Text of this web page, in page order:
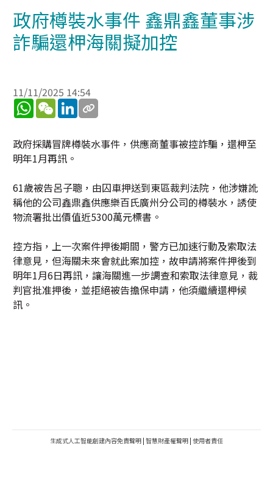
政府樽裝水事件 鑫鼎鑫董事涉
詐騙還柙海關擬加控
11/11/2025 14:54
WhatsApp
WeChatLinkedIn
政府採購冒牌樽裝水事件，供應商董事被控詐騙，還柙至
明年1月再訊。
61歲被告呂子聰，由囚車押送到東區裁判法院，他涉嫌訛
稱他的公司鑫鼎鑫供應樂百氏廣州分公司的樽裝水，誘使
物流署批出價值近5300萬元標書。
控方指，上一次案件押後期間，警方已加速行動及索取法
律意見，但海關未來會就此案加控，故申請將案件押後到
明年1月6日再訊，讓海關進一步調查和索取法律意見，裁
判官批准押後，並拒絕被告擔保申請，他須繼續還柙候
訊。
生成式人工智能創建內容免責聲明 | 智慧財產權聲明 | 使用者責任